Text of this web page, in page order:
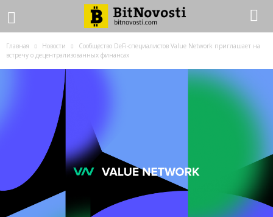
Главная Новости
Сообщество DeFi-специалистов Value Network приглашает на
встречу о децентрализованных финансах